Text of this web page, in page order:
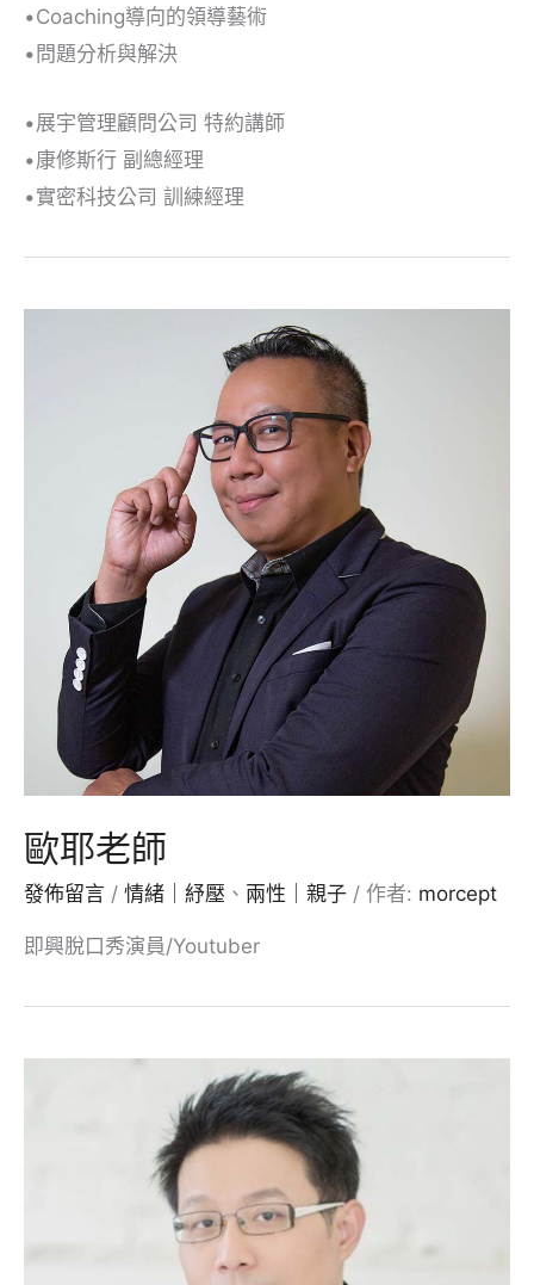
•Coaching導向的領導藝術
•問題分析與解決
•展宇管理顧問公司 特約講師
•康修斯行 副總經理
•實密科技公司 訓練經理
歐耶老師
發佈留言 / 情緒｜紓壓 、 兩性｜親子 / 作者: morcept
即興脫口秀演員/Youtuber